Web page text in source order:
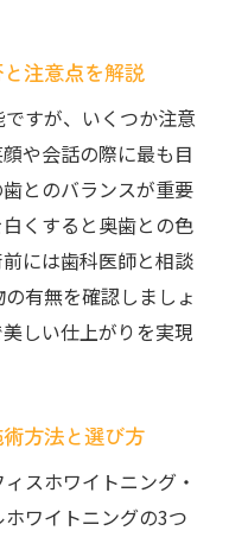
す選択肢とは
イトニングの方法
科選びで大切な基
ホワイトニングの
注意点を解説
すが、いくつか注意
や会話の際に最も目
とのバランスが重要
くすると奥歯との色
には歯科医師と相談
有無を確認しましょ
しい仕上がりを実現
方法と選び方
スホワイトニング・
ワイトニングの3つ